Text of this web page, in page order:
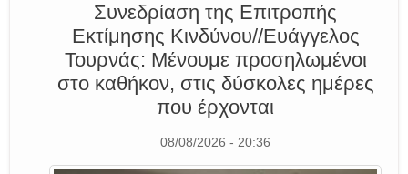
Συνεδρίαση της Επιτροπής
Εκτίμησης Κινδύνου//Ευάγγελος
Τουρνάς: Μένουμε προσηλωμένοι
στο καθήκον, στις δύσκολες ημέρες
που έρχονται
08/08/2026 - 20:36